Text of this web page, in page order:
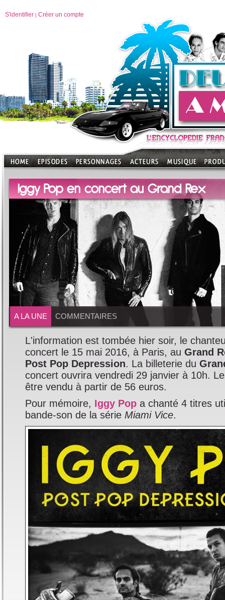
S'identifier | Créer un compte
Iggy Pop en concert au Grand Rex
A LA UNE COMMENTAIRES
L'information est tombée hier soir, le
concert le 15 mai 2016, à Paris, au Grand
Post Pop Depression. La billeterie du
concert ouvrira vendredi 29 janvier à 10h.
être vendu à partir de 56 euros.
Pour mémoire, Iggy Pop a chanté 4 titres
bande-son de la série Miami Vice.